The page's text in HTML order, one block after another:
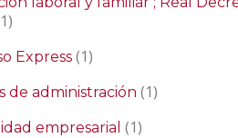
Express (1)
de administración (1)
empresarial (1)